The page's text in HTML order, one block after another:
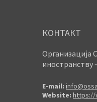
КОНТАКТ
Организација
иностранству
E-mail:
Website: https://